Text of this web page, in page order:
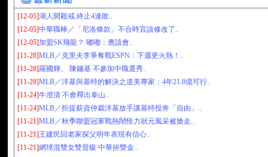
[12-05]湖人開殺戒 終止4連敗..
[12-05]中華職棒／「尼洛條款」不合時宜該修改了..
[12-05]加盟SK飛龍？ 嘟嘟：應該會..
[11-28]MLB／克里夫李爭奪戰ESPN：下週更火熱！..
[11-28]羅國輝、 陳鏞基 不參加中職選秀..
[11-28]MLB／洋基與基特的解決之道美專家：4年21.8億可行..
[11-24]牛澄清 不會釋出泰山..
[11-24]MLB／拒提薪資仲裁洋基放手讓基特投奔「自由」..
[11-21]MLB／秋季聯盟冠軍戰熱鬧怪力狀元風采被搶走..
[11-21]王建民回老家探父明年表現有信心..
[11-21]網球混雙女雙晉級 中華拚雙金..